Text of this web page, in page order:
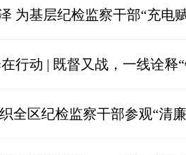
为基层纪检监察干部“充电
行动 | 既督又战，一线诠释
全区纪检监察干部参观“清